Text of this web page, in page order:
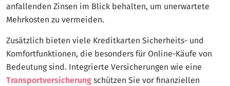
anfallenden Zinsen im Blick behalten, um unerwartete
Mehrkosten zu vermeiden.
Zusätzlich bieten viele Kreditkarten Sicherheits- und
Komfortfunktionen, die besonders für Online-Käufe von
Bedeutung sind. Integrierte Versicherungen wie eine
Transportversicherung schützen Sie vor finanziellen